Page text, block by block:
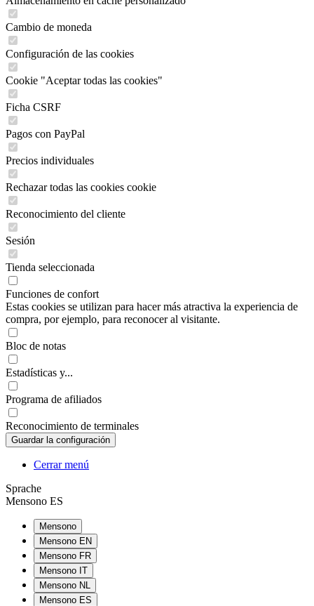
Cambio de moneda
Configuración de las cookies
Cookie "Aceptar todas las cookies"
Ficha CSRF
Pagos con PayPal
Precios individuales
Rechazar todas las cookies cookie
Reconocimiento del cliente
Sesión
Tienda seleccionada
Funciones de confort
Estas cookies se utilizan para hacer más atractiva la experiencia de
compra, por ejemplo, para reconocer al visitante.
Bloc de notas
Estadísticas y...
Programa de afiliados
Reconocimiento de terminales
Cerrar menú
Sprache
Mensono ES
Mensono
Mensono EN
Mensono FR
Mensono IT
Mensono NL
Mensono ES